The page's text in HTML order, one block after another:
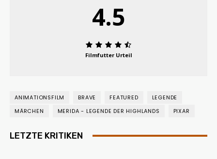
4.5
Filmfutter Urteil
ANIMATIONSFILM BRAVE FEATURED
LEGENDE
MÄRCHEN
MERIDA - LEGENDE DER HIGHLANDS PIXAR
LETZTE KRITIKEN